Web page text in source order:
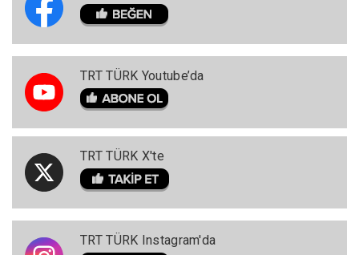
TRT TÜRK Youtube’da
TRT TÜRK X'te
TRT TÜRK Instagram'da